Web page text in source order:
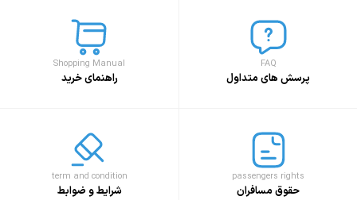
FAQ
پرسش های متداول
Shopping Manual
راهنمای خرید
passengers rights
حقوق مسافران
term and condition
شرایط و ضوابط